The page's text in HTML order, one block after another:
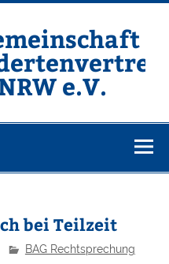
e.V.
bei Teilzeit
BAG Rechtsprechung